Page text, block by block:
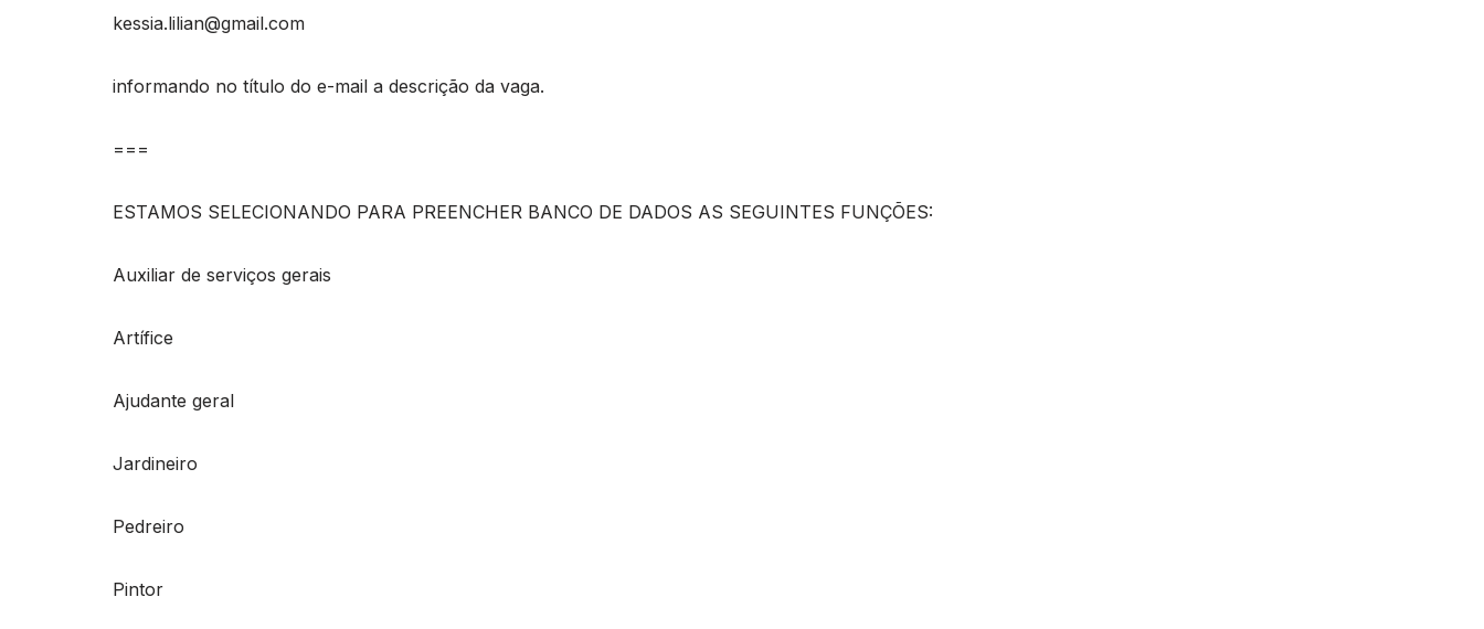
kessia.lilian@gmail.com
informando no título do e-mail a descrição da vaga.
===
ESTAMOS SELECIONANDO PARA PREENCHER BANCO DE DADOS AS SEGUINTES FUNÇÕES:
Auxiliar de serviços gerais
Artífice
Ajudante geral
Jardineiro
Pedreiro
Pintor